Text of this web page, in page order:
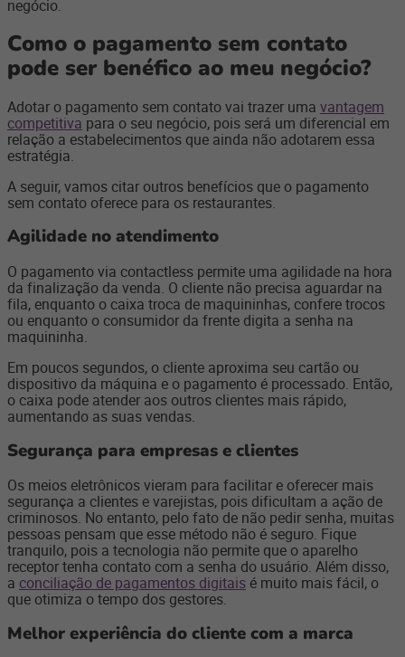
negócio.
Como o pagamento sem contato
pode ser benéfico ao meu negócio?
Adotar o pagamento sem contato vai trazer uma vantagem
competitiva para o seu negócio, pois será um diferencial em
relação a estabelecimentos que ainda não adotarem essa
estratégia.
A seguir, vamos citar outros benefícios que o pagamento
sem contato oferece para os restaurantes.
Agilidade no atendimento
O pagamento via contactless permite uma agilidade na hora
da finalização da venda. O cliente não precisa aguardar na
fila, enquanto o caixa troca de maquininhas, confere trocos
ou enquanto o consumidor da frente digita a senha na
maquininha.
Em poucos segundos, o cliente aproxima seu cartão ou
dispositivo da máquina e o pagamento é processado. Então,
o caixa pode atender aos outros clientes mais rápido,
aumentando as suas vendas.
Segurança para empresas e clientes
Os meios eletrônicos vieram para facilitar e oferecer mais
segurança a clientes e varejistas, pois dificultam a ação de
criminosos. No entanto, pelo fato de não pedir senha, muitas
pessoas pensam que esse método não é seguro. Fique
tranquilo, pois a tecnologia não permite que o aparelho
receptor tenha contato com a senha do usuário. Além disso,
a conciliação de pagamentos digitais é muito mais fácil, o
que otimiza o tempo dos gestores.
Melhor experiência do cliente com a marca